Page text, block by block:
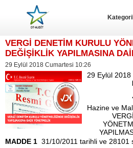
VERGİ DENETİM KURULU
DEĞİŞİKLİK YAPILMASINA
29 Eylül 2018 Cumartesi 10:26
29 Eylül 2018
Hazine ve
MADDE 1  31/10/2011 tarihli ve 28101